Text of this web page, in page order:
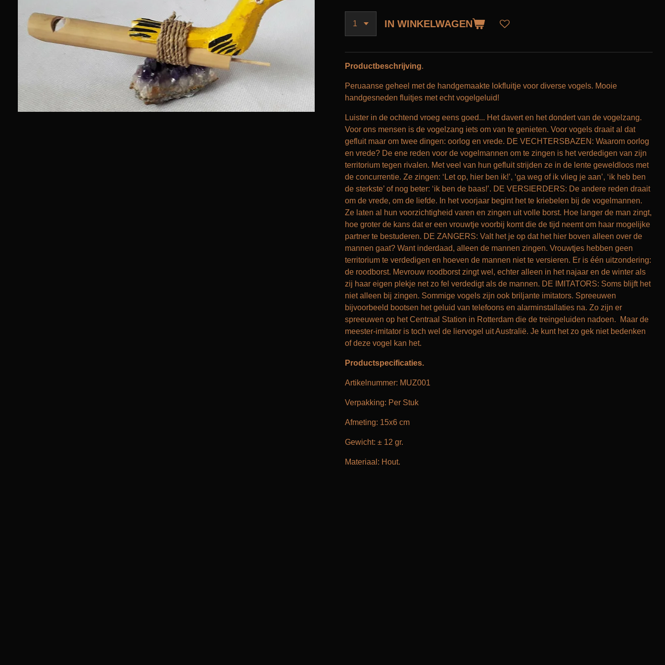
IN WINKELWAGEN
Productbeschrijving.
Peruaanse geheel met de handgemaakte lokfluitje voor diverse vogels. Mooie
handgesneden fluitjes met echt vogelgeluid!
Luister in de ochtend vroeg eens goed... Het davert en het dondert van de vogelzang.
Voor ons mensen is de vogelzang iets om van te genieten. Voor vogels draait al dat
gefluit maar om twee dingen: oorlog en vrede. DE VECHTERSBAZEN: Waarom oorlog
en vrede? De ene reden voor de vogelmannen om te zingen is het verdedigen van zijn
territorium tegen rivalen. Met veel van hun gefluit strijden ze in de lente geweldloos met
de concurrentie. Ze zingen: ‘Let op, hier ben ik!’, ‘ga weg of ik vlieg je aan’, ‘ik heb ben
de sterkste’ of nog beter: ‘ik ben de baas!’. DE VERSIERDERS: De andere reden draait
om de vrede, om de liefde. In het voorjaar begint het te kriebelen bij de vogelmannen.
Ze laten al hun voorzichtigheid varen en zingen uit volle borst. Hoe langer de man zingt,
hoe groter de kans dat er een vrouwtje voorbij komt die de tijd neemt om haar mogelijke
partner te bestuderen. DE ZANGERS: Valt het je op dat het hier boven alleen over de
mannen gaat? Want inderdaad, alleen de mannen zingen. Vrouwtjes hebben geen
territorium te verdedigen en hoeven de mannen niet te versieren. Er is één uitzondering:
de roodborst. Mevrouw roodborst zingt wel, echter alleen in het najaar en de winter als
zij haar eigen plekje net zo fel verdedigt als de mannen. DE IMITATORS: Soms blijft het
niet alleen bij zingen. Sommige vogels zijn ook briljante imitators. Spreeuwen
bijvoorbeeld bootsen het geluid van telefoons en alarminstallaties na. Zo zijn er
spreeuwen op het Centraal Station in Rotterdam die de treingeluiden nadoen. Maar de
meester-imitator is toch wel de liervogel uit Australië. Je kunt het zo gek niet bedenken
of deze vogel kan het.
Productspecificaties.
Artikelnummer: MUZ001
Verpakking: Per Stuk
Afmeting: 15x6 cm
Gewicht: ± 12 gr.
Materiaal: Hout.